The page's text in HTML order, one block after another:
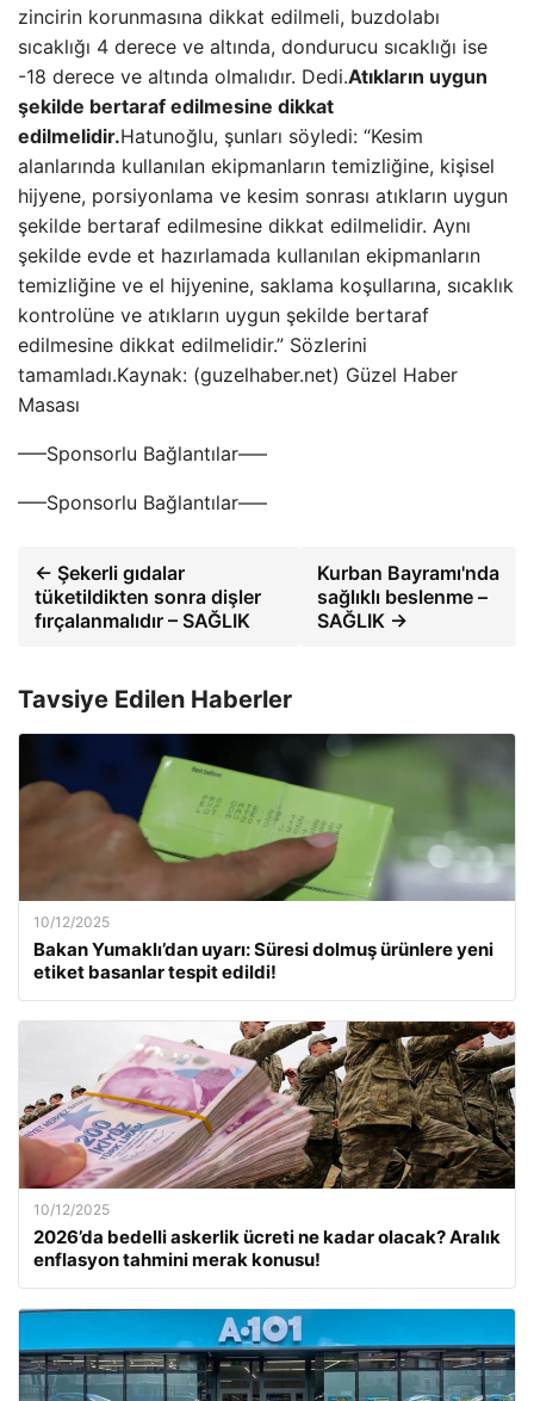
zincirin korunmasına dikkat edilmeli, buzdolabı
sıcaklığı 4 derece ve altında, dondurucu sıcaklığı ise
-18 derece ve altında olmalıdır. Dedi.Atıkların uygun
şekilde bertaraf edilmesine dikkat
edilmelidir.Hatunoğlu, şunları söyledi: “Kesim
alanlarında kullanılan ekipmanların temizliğine, kişisel
hijyene, porsiyonlama ve kesim sonrası atıkların uygun
şekilde bertaraf edilmesine dikkat edilmelidir. Aynı
şekilde evde et hazırlamada kullanılan ekipmanların
temizliğine ve el hijyenine, saklama koşullarına, sıcaklık
kontrolüne ve atıkların uygun şekilde bertaraf
edilmesine dikkat edilmelidir.” Sözlerini
tamamladı.Kaynak: (guzelhaber.net) Güzel Haber
Masası
—–Sponsorlu Bağlantılar—–
—–Sponsorlu Bağlantılar—–
← Şekerli gıdalar
tüketildikten sonra dişler
fırçalanmalıdır – SAĞLIK
Kurban Bayramı'nda
sağlıklı beslenme –
SAĞLIK →
Tavsiye Edilen Haberler
10/12/2025
Bakan Yumaklı’dan uyarı: Süresi dolmuş ürünlere yeni
etiket basanlar tespit edildi!
10/12/2025
2026’da bedelli askerlik ücreti ne kadar olacak? Aralık
enflasyon tahmini merak konusu!